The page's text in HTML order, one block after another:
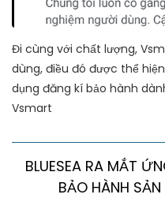
Đi cùng với chất lượng,
dùng, điều đó được thể
dụng đăng kí bảo hành
Vsmart
BLUESEA RA MẮT
BẢO HÀNH